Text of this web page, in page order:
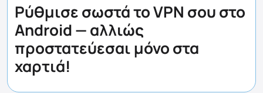
Ρύθμισε σωστά το VPN σου στο
Android — αλλιώς
προστατεύεσαι μόνο στα
χαρτιά!